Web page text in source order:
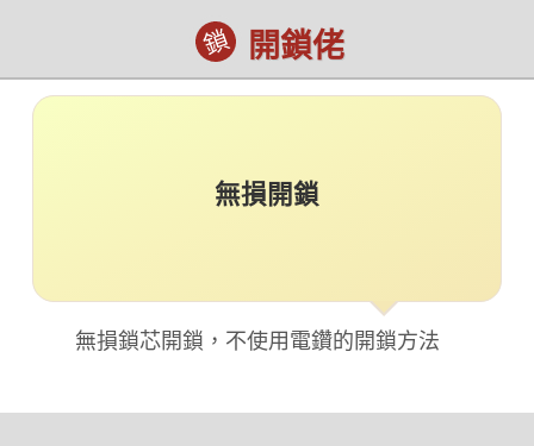
鎖 開鎖佬
無損開鎖
無損鎖芯開鎖，不使用電鑽的開鎖方法